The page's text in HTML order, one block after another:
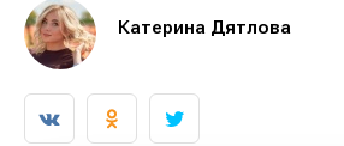
Катерина Дятлова